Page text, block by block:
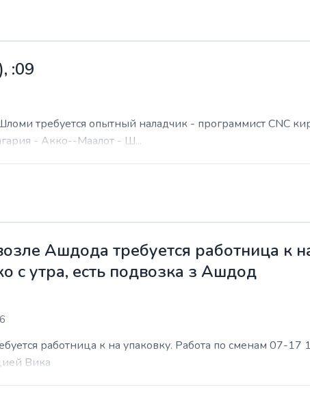
:09
требуется опытный наладчик - программист CNC
- Акко--Маалот - Ш...
Ашдода требуется работница к
с утра, есть подвозка з Ашдод
работница к на упаковку. Работа по сменам 07-17
Вика